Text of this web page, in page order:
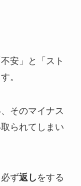
安」と「スト
。
そのマイナス
られて しまい
ず返し をする